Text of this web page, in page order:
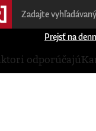
Prejsť na
odporúčajú